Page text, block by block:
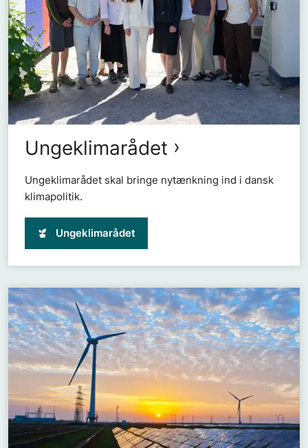
Ungeklimarådet
Ungeklimarådet skal bringe nytænkning ind i dansk
klimapolitik.
Ungeklimarådet